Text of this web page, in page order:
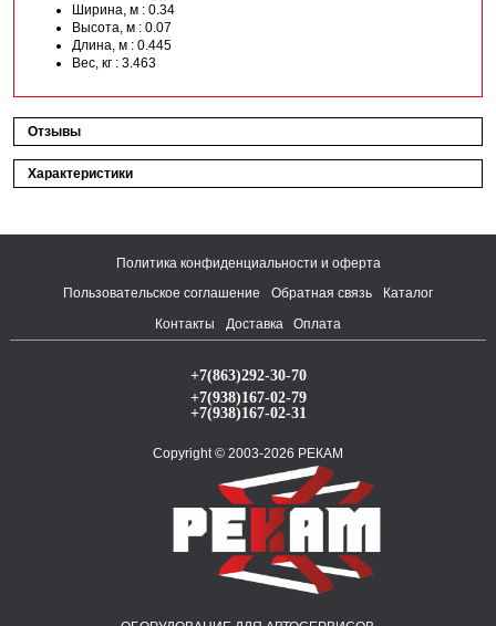
Ширина, м : 0.34
Высота, м : 0.07
Длина, м : 0.445
Вес, кг : 3.463
Отзывы
Характеристики
Политика конфиденциальности и оферта
Пользовательское соглашение
Обратная связь
Каталог
Контакты
Доставка Оплата
+7(863)292-30-70
+7(938)167-02-79
+7(938)167-02-31
Copyright © 2003-2026 РЕКАМ